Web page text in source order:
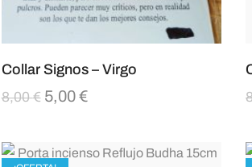
Collar Signos – Virgo
8,00€ 5,00€